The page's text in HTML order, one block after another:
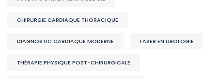
CHIRURGIE CARDIAQUE THORACIQUE
DIAGNOSTIC CARDIAQUE MODERNE LASER EN UROLOGIE
THÉRAPIE PHYSIQUE POST-CHIRURGICALE